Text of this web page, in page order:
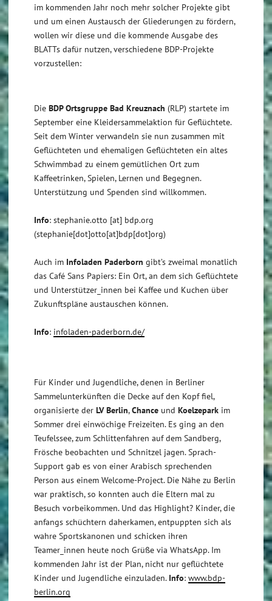
im kommenden Jahr noch mehr solcher Projekte gibt
und um einen Austausch der Gliederungen zu fördern,
wollen wir diese und die kommende Ausgabe des
BLATTs dafür nutzen, verschiedene BDP-Projekte
vorzustellen:
Die BDP Ortsgruppe Bad Kreuznach (RLP) startete im
September eine Kleidersammelaktion für Geflüchtete.
Seit dem Winter verwandeln sie nun zusammen mit
Geflüchteten und ehemaligen Geflüchteten ein altes
Schwimmbad zu einem gemütlichen Ort zum
Kaffeetrinken, Spielen, Lernen und Begegnen.
Unterstützung und Spenden sind willkommen.
Info: stephanie.otto [at] bdp.org
(stephanie[dot]otto[at]bdp[dot]org)
Auch im Infoladen Paderborn gibt’s zweimal monatlich
das Café Sans Papiers: Ein Ort, an dem sich Geflüchtete
und Unterstützer_innen bei Kaffee und Kuchen über
Zukunftspläne austauschen können.
Info: infoladen-paderborn.de/
Für Kinder und Jugendliche, denen in Berliner
Sammelunterkünften die Decke auf den Kopf fiel,
organisierte der LV Berlin,Chance und Koelzepark im
Sommer drei einwöchige Freizeiten. Es ging an den
Teufelssee, zum Schlittenfahren auf dem Sandberg,
Frösche beobachten und Schnitzel jagen. Sprach-
Support gab es von einer Arabisch sprechenden
Person aus einem Welcome-Project. Die Nähe zu Berlin
war praktisch, so konnten auch die Eltern mal zu
Besuch vorbeikommen. Und das Highlight? Kinder, die
anfangs schüchtern daherkamen, entpuppten sich als
wahre Sportskanonen und schicken ihren
Teamer_innen heute noch Grüße via WhatsApp. Im
kommenden Jahr ist der Plan, nicht nur geflüchtete
Kinder und Jugendliche einzuladen. Info: www.bdp-
berlin.org